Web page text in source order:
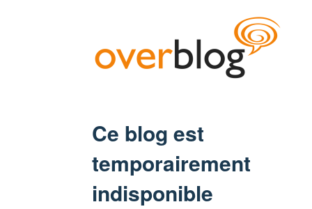
Ce blog est
temporairement
indisponible